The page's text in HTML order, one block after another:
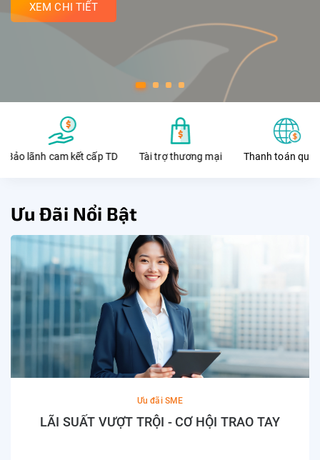
XEM CHI TIẾT
cấp TD Tài trợ thương mại Thanh toán quốc tế Ngân
Ưu Đãi Nổi Bật
Ưu đãi SME
LÃI SUẤT VƯỢT TRỘI - CƠ HỘI TRAO TAY